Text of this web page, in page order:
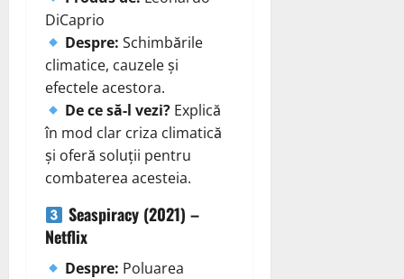
DiCaprio
Despre: Schimbările
climatice, cauzele și
efectele acestora.
De ce să-l vezi? Explică
în mod clar criza climatică
și oferă soluții pentru
combaterea acesteia.
Seaspiracy (2021) –
Netflix
Despre: Poluarea